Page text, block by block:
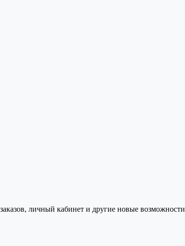
личный кабинет и другие новые возможности